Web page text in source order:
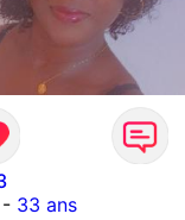
- 33 ans